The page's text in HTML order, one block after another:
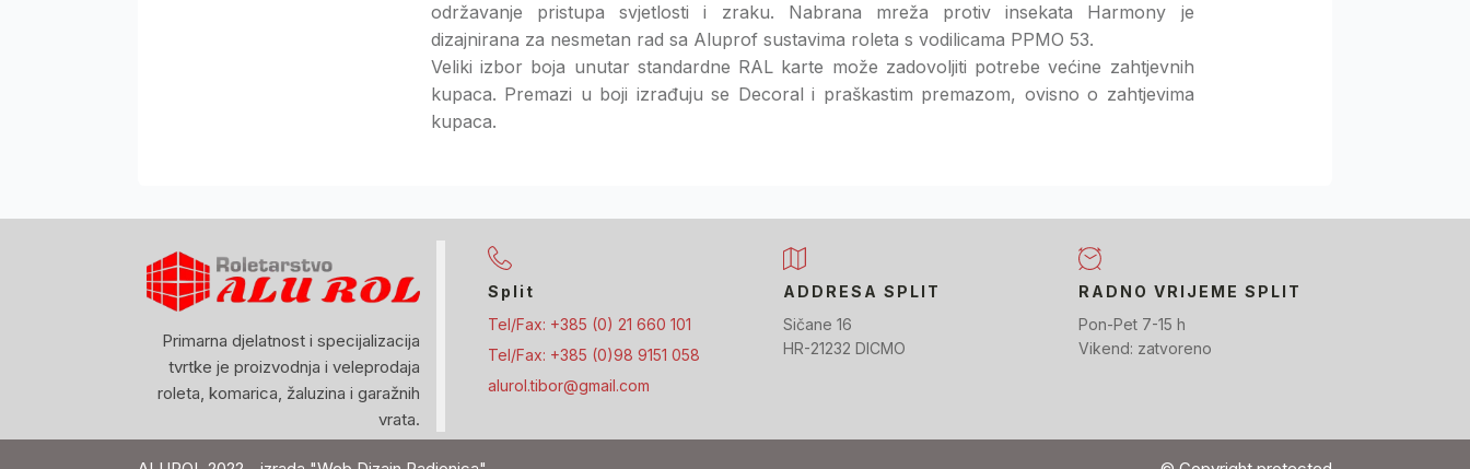
održavanje pristupa svjetlosti i zraku. Nabrana mreža protiv insekata Harmony je
dizajnirana za nesmetan rad sa Aluprof sustavima roleta s vodilicama PPMO 53.
Veliki izbor boja unutar standardne RAL karte može zadovoljiti potrebe većine zahtjevnih
kupaca. Premazi u boji izrađuju se Decoral i praškastim premazom, ovisno o zahtjevima
kupaca.
Primarna djelatnost i specijalizacija
tvrtke je proizvodnja i veleprodaja
roleta, komarica, žaluzina i garažnih
vrata.
Split
Tel/Fax: +385 (0) 21 660 101
Tel/Fax: +385 (0)98 9151 058
alurol.tibor@gmail.com
ADDRESA SPLIT
Sičane 16
HR-21232 DICMO
RADNO VRIJEME SPLIT
Pon-Pet 7-15 h
Vikend: zatvoreno